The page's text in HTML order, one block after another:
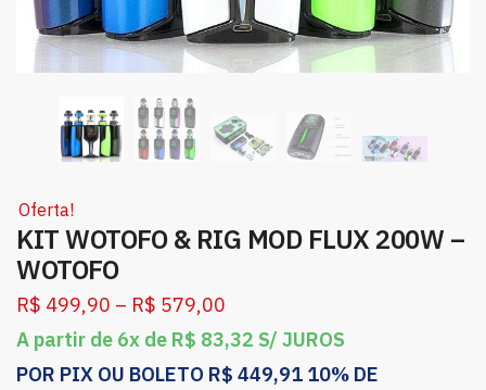
Oferta!
KIT WOTOFO & RIG MOD FLUX 200W –
WOTOFO
R$ 499,90 – R$ 579,00
A partir de 6x de R$ 83,32 S/ JUROS
POR PIX OU BOLETO R$ 449,91 10% DE